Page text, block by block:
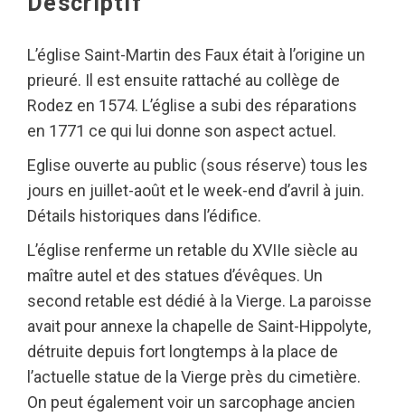
L’église Saint-Martin des Faux était à l’origine un
prieuré. Il est ensuite rattaché au collège de
Rodez en 1574. L’église a subi des réparations
en 1771 ce qui lui donne son aspect actuel.
Eglise ouverte au public (sous réserve) tous les
jours en juillet-août et le week-end d’avril à juin.
Détails historiques dans l’édifice.
L’église renferme un retable du XVIIe siècle au
maître autel et des statues d’évêques. Un
second retable est dédié à la Vierge. La paroisse
avait pour annexe la chapelle de Saint-Hippolyte,
détruite depuis fort longtemps à la place de
l’actuelle statue de la Vierge près du cimetière.
On peut également voir un sarcophage ancien